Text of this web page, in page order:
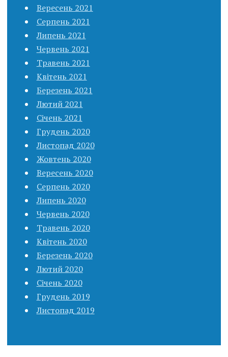
Вересень 2021
Серпень 2021
Липень 2021
Червень 2021
Травень 2021
Квітень 2021
Березень 2021
Лютий 2021
Січень 2021
Грудень 2020
Листопад 2020
Жовтень 2020
Вересень 2020
Серпень 2020
Липень 2020
Червень 2020
Травень 2020
Квітень 2020
Березень 2020
Лютий 2020
Січень 2020
Грудень 2019
Листопад 2019